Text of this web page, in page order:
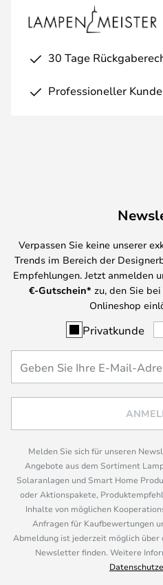
30 Tage
Professioneller
Verpassen Sie keine unserer
Trends im Bereich der
Empfehlungen. Jetzt anmelden
€-Gutschein* zu, den Sie
Onlineshop
Privatkunde
Melden Sie sich für unseren
Angebote aus dem Sortiment
Solaranlagen und Smart Home
oder Aktionspakete,
Inhalte von möglichen
Anfragen für Kaufbewertungen
Abmeldung ist jederzeit möglich über
Newsletter finden. Weitere